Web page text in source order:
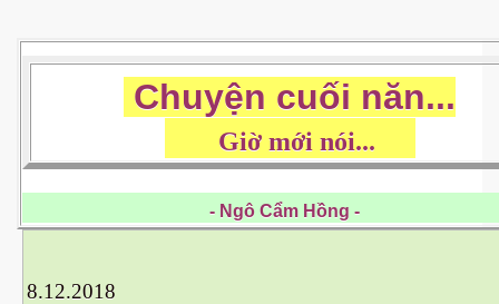
Chuyện cuối năn...
Giờ mới nói...
- Ngô Cẩm Hồng -
8.12.2018